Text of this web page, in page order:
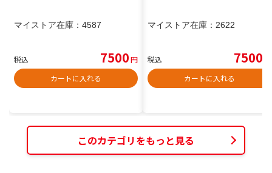
マイストア在庫： 4587
税込 7500円
カートに入れる
マイストア在庫： 2622
税込 7500
カートに入れる
このカテゴリをもっと見る